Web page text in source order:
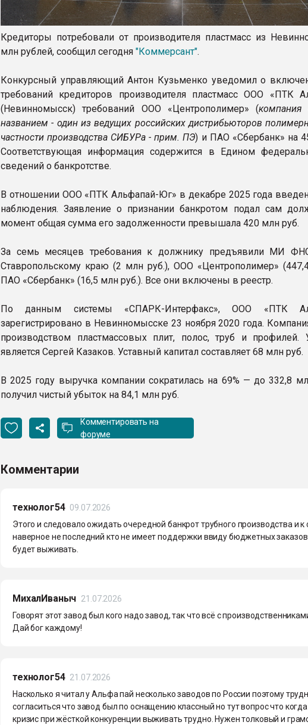
Кредиторы потребовали от производителя пластмасс из
млн рублей, сообщил сегодня "Коммерсант".
Конкурсный управляющий Антон Кузьменко уведомил о
требований кредиторов производителя пластмасс ООО «ПТК
(Невинномысск) требований ООО «Центрополимер» (
названием - один из ведущих российских дистрибьюторов
частности производства СИБУРа - прим. ПЭ) и ПАО «Сбербанк» на
Соответствующая информация содержится в Едином
сведений о банкротстве.
В отношении ООО «ПТК Альфапай-Юг» в декабре 2025 года
наблюдения. Заявление о признании банкротом подал сам
момент общая сумма его задолженности превышала 420 млн руб.
За семь месяцев требования к должнику предъявили МИ
Ставропольскому краю (2 млн руб.), ООО «Центрополимер»
ПАО «Сбербанк» (16,5 млн руб.). Все они включены в реестр.
По данным системы «СПАРК-Интерфакс», ООО «ПТК
зарегистрировано в Невинномысске 23 ноября 2020 года.
производством пластмассовых плит, полос, труб и профилей.
является Сергей Казаков. Уставный капитал составляет 68 млн руб.
В 2025 году выручка компании сократилась на 69% — до 332,8
получил чистый убыток на 84,1 млн руб.
Комментировать на
форуме
Комментарии
технолог54 09.07.2026
Этого и следовало ожидать очередной банкрот трубного производства и
наверное не последний кто не имеет поддержки ввиду бюджетных
будет выживать.
МихалИваныч 21.07.2026
Говорят этот завод был кого надо завод, так что всё с
Дай бог каждому!
технолог54 21.07.2026
Насколько я читал у Альфа пай несколько заводов по России поэтому
согласиться что завод был по оснащению классный но тут вопрос что
кризис при жёсткой конкуренции выживать трудно. Нужен толковый и